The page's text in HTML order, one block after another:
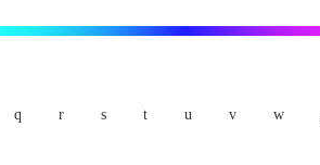
q r s t u v w